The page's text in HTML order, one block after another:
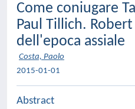
Come coniugare
Paul Tillich.
dell'epoca assiale
Costa, Paolo
2015-01-01
Abstract